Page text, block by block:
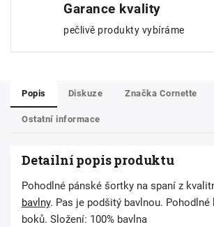
Garance kvality
pečlivě produkty vybíráme
Popis Diskuze Značka Cornette
Ostatní informace
Detailní popis produktu
Pohodlné pánské šortky na spaní z
bavlny. Pas je podšitý bavlnou. Pohodlné
boků. Složení: 100% bavlna